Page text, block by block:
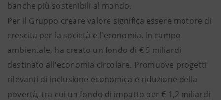
banche più sostenibili al mondo.
Per il Gruppo creare valore significa essere motore di
crescita per la società e l'economia. In campo
ambientale, ha creato un fondo di € 5 miliardi
destinato all'economia circolare. Promuove progetti
rilevanti di inclusione economica e riduzione della
povertà, tra cui un fondo di impatto per € 1,2 miliardi